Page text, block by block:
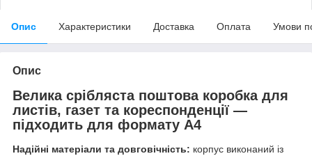
Опис Характеристики Доставка Оплата Умови
Опис
Велика срібляста поштова коробка для
листів, газет та кореспонденції —
підходить для формату А4
Надійні матеріали та довговічність: корпус виконаний із